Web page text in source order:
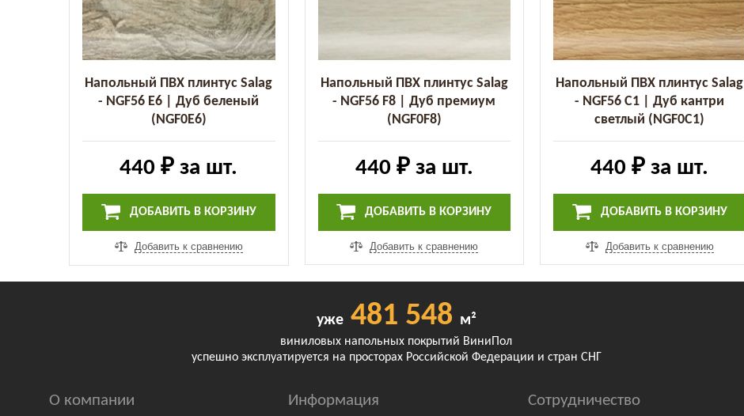
Напольный ПВХ плинтус Salag
- NGF56 E6 | Дуб беленый
(NGF0E6)
440 ₽ за шт.
ДОБАВИТЬ В КОРЗИНУ
Добавить к сравнению
Напольный ПВХ плинтус Salag
- NGF56 F8 | Дуб премиум
(NGF0F8)
440 ₽за шт.
ДОБАВИТЬ В КОРЗИНУ
Добавить к сравнению
Напольный ПВХ плинтус Salag
- NGF56 C1 | Дуб кантри
светлый (NGF0C1)
440 ₽ за шт.
ДОБАВИТЬ В КОРЗИНУ
Добавить к сравнению
уже481 548 м²
виниловых напольных покрытий ВиниПол
успешно эксплуатируется на просторах Российской Федерации и стран СНГ
О компании Информация Сотрудничество